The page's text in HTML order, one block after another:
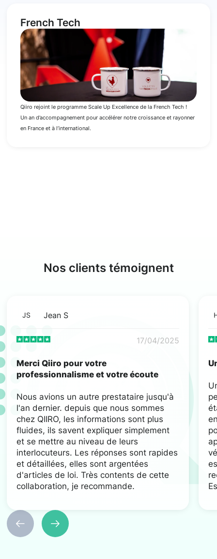
French Tech
Qiiro rejoint le programme Scale Up Excellence de la French Tech !
Un an d’accompagnement pour accélérer notre croissance et rayonner
en France et à l’international.
Nos clients témoignent
JS Jean S
17/04/2025
Merci Qiiro pour votre
professionnalisme et votre écoute
Nous avions un autre prestataire jusqu'à
l'an dernier. depuis que nous sommes
chez QIIRO, les informations sont plus
fluides, ils savent expliquer simplement
et se mettre au niveau de leurs
interlocuteurs. Les réponses sont rapides
et détaillées, elles sont argentées
d'articles de loi. Très contents de cette
collaboration, je recommande.